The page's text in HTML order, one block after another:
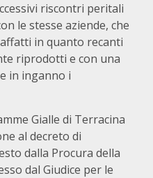
riscontri peritali
le stesse aziende, che
in quanto recanti
riprodotti e con una
in inganno i
Gialle di Terracina
al decreto di
dalla Procura della
dal Giudice per le